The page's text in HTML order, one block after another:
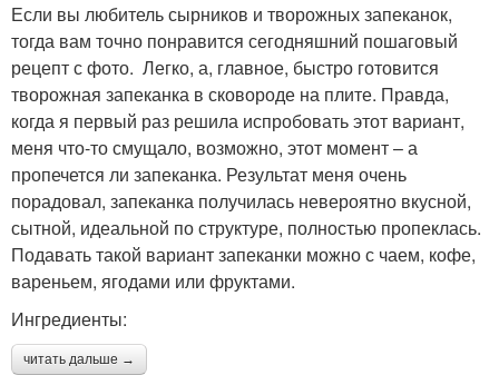
Если вы любитель сырников и творожных запеканок,
тогда вам точно понравится сегодняшний пошаговый
рецепт с фото. Легко, а, главное, быстро готовится
творожная запеканка в сковороде на плите. Правда,
когда я первый раз решила испробовать этот вариант,
меня что-то смущало, возможно, этот момент – а
пропечется ли запеканка. Результат меня очень
порадовал, запеканка получилась невероятно вкусной,
сытной, идеальной по структуре, полностью пропеклась.
Подавать такой вариант запеканки можно с чаем, кофе,
вареньем, ягодами или фруктами.
Ингредиенты:
читать дальше →